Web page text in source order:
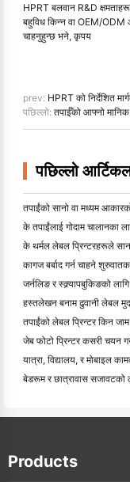
HPRT बलवान R&D
बहुविध किन्न वा OEM/ODM
चाहनुहुन्छ भने, कृपय
prev: HPRT को निर्देशित
पछिल्लो: तपाईँको आफ्नो मानिक
पछिल्लो
तपाईंको सानो वा मध्यम
के तपाईंलाई गोदाम चालानका
कागज बर्बाद गर्न चाहने
जर्नलिङ र स्क्र्यापबुकिङको
हस्तलेखन बनाम ढुवानी लेबल
तपाईंको लेबल प्रिन्टर किन जाम
बेडरूम र छात्रावास सजावटको
Products